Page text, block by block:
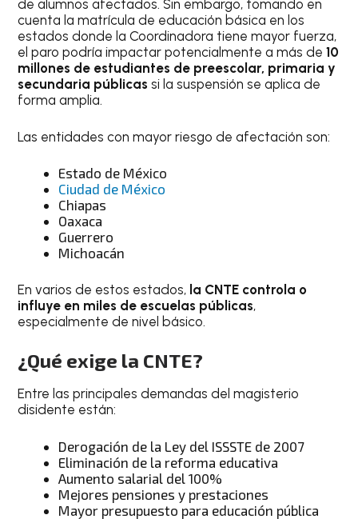
de alumnos afectados. Sin embargo, tomando en
cuenta la matrícula de educación básica en los
estados donde la Coordinadora tiene mayor fuerza,
el paro podría impactar potencialmente a más de10
millones de estudiantes de preescolar, primaria y
secundaria públicas si la suspensión se aplica de
forma amplia.
Las entidades con mayor riesgo de afectación son:
Estado de México
Ciudad de México
Chiapas
Oaxaca
Guerrero
Michoacán
En varios de estos estados, la CNTE controla o
influye en miles de escuelas públicas,
especialmente de nivel básico.
¿Qué exige la CNTE?
Entre las principales demandas del magisterio
disidente están:
Derogación de la Ley del ISSSTE de 2007
Eliminación de la reforma educativa
Aumento salarial del 100%
Mejores pensiones y prestaciones
Mayor presupuesto para educación pública